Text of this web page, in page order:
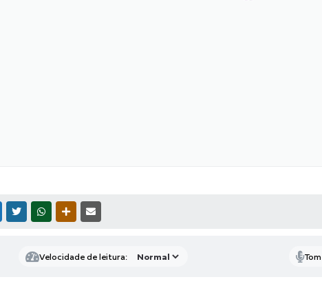
MESSENGER
TWITTERWHATSAPPOUTRAS MÍDIAS
Velocidade de leitura: